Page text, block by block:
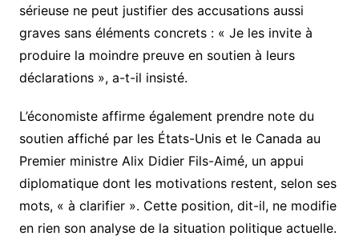
sérieuse ne peut justifier des accusations aussi
graves sans éléments concrets : « Je les invite à
produire la moindre preuve en soutien à leurs
déclarations », a-t-il insisté.
L’économiste affirme également prendre note du
soutien affiché par les États-Unis et le Canada au
Premier ministre Alix Didier Fils-Aimé, un appui
diplomatique dont les motivations restent, selon ses
mots, « à clarifier ». Cette position, dit-il, ne modifie
en rien son analyse de la situation politique actuelle.